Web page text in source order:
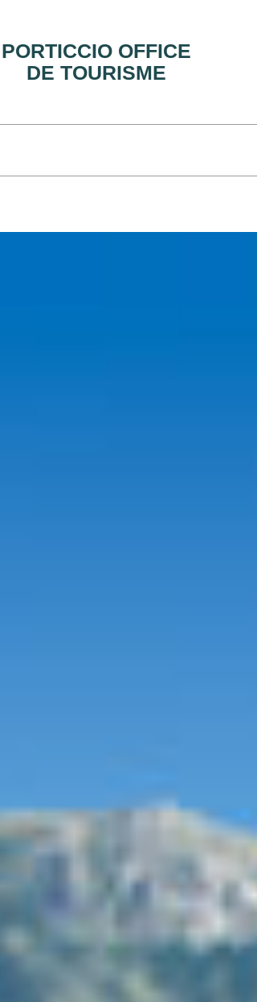
PORTICCIO OFFICE
DE TOURISME